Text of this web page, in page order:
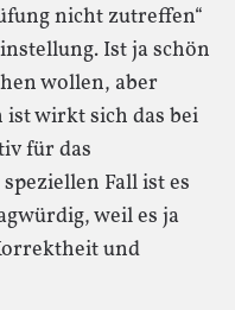
nicht zutreffen“
Ist ja schön
wollen, aber
wirkt sich das bei
für das
Fall ist es
weil es ja
und